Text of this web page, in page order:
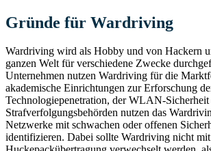
Gründe für Wardriving
Wardriving wird als Hobby und von Hackern
ganzen Welt für verschiedene Zwecke
Unternehmen nutzen Wardriving für die
akademische Einrichtungen zur Erforschung
Technologiepenetration, der WLAN-
Strafverfolgungsbehörden nutzen das
Netzwerke mit schwachen oder offenen
identifizieren. Dabei sollte Wardriving nicht